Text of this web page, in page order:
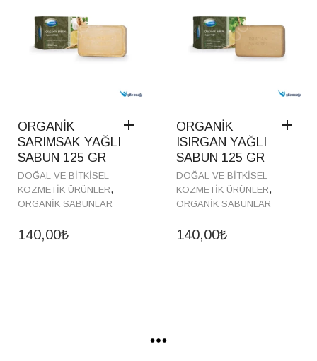
ORGANİK
SARIMSAK YAĞLI
SABUN 125 GR
DOĞAL VE BITKISEL
KOZMETIK ÜRÜNLER,
ORGANIK SABUNLAR
140,00₺
ORGANİK
ISIRGAN YAĞLI
SABUN 125 GR
DOĞAL VE BITKISEL
KOZMETIK ÜRÜNLER,
ORGANIK SABUNLAR
140,00₺